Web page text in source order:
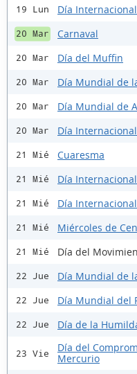
19 Lun Día
20 Mar Carnaval
20 Mar Día del Muffin
20 Mar Día Mundial de
20 Mar Día Mundial de
20 Mar Día
21 Mié Cuaresma
21 Mié Día
21 Mié Día
21 Mié Miércoles de
21 Mié Día del
22 Jue Día Mundial de
22 Jue Día Mundial del
22 Jue Día de la
23 Vie
Día del
Mercurio